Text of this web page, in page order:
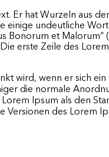
hat Wurzeln aus
undeutliche
Bonorum et
erste Zeile des
wird, wenn er sich ein
die normale
Ipsum als den
des Lorem